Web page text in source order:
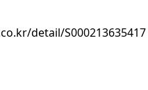
detail/S000213635417